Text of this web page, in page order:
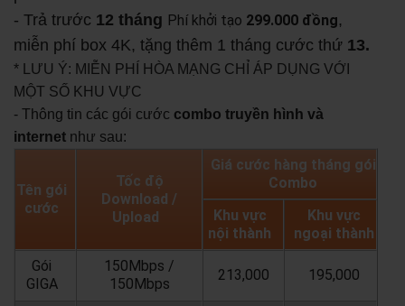
- Trả trước 12 tháng Phí khởi tạo 299.000 đồng,
miễn phí box 4K, tặng thêm 1 tháng cước thứ 13.
* LƯU Ý: MIỄN PHÍ HÒA MẠNG CHỈ ÁP DỤNG VỚI
MỘT SỐ KHU VỰC
- Thông tin các gói cước combo truyền hình và
internet như sau:
Tên gói
cước
Tốc độ
Download /
Upload
Giá cước hàng tháng gói
Combo
Khu vực
nội thành
Khu vực
ngoại thành
Gói
GIGA
150Mbps /
150Mbps
213,000 195,000